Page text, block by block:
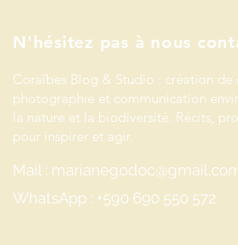
N'hésitez pas à nous
Coraïbes Blog & Studio : création de
photographie et communication
la nature et la biodiversité. Récits,
pour inspirer et agir.
Mail :
WhatsApp : +590 690 550 572